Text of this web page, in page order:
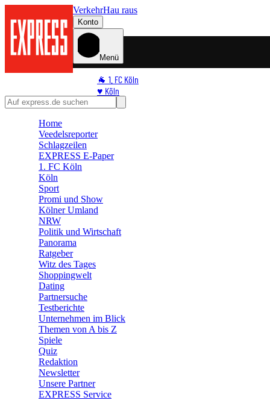
VerkehrHau raus
Konto
Menü
🐐 1. FC Köln
♥️ Köln
🛒 Shoppingwelt
Home
Veedelsreporter
Schlagzeilen
EXPRESS E-Paper
1. FC Köln
Köln
Sport
Promi und Show
Kölner Umland
NRW
Politik und Wirtschaft
Panorama
Ratgeber
Witz des Tages
Shoppingwelt
Dating
Partnersuche
Testberichte
Unternehmen im Blick
Themen von A bis Z
Spiele
Quiz
Redaktion
Newsletter
Unsere Partner
EXPRESS Service